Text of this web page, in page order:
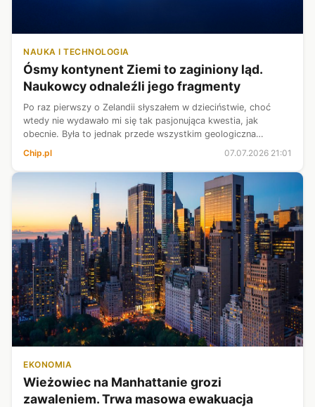
NAUKA I TECHNOLOGIA
Ósmy kontynent Ziemi to zaginiony ląd.
Naukowcy odnaleźli jego fragmenty
Po raz pierwszy o Zelandii słyszałem w dzieciństwie, choć
wtedy nie wydawało mi się tak pasjonująca kwestia, jak
obecnie. Była to jednak przede wszystkim geologiczna
mają już wątpliwości, ż...
Chip.pl 07.07.2026 21:01
EKONOMIA
Wieżowiec na Manhattanie grozi
zawaleniem. Trwa masowa ewakuacja